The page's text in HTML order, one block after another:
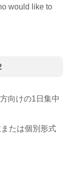
would like to
向けの1日集中
たは個別形式